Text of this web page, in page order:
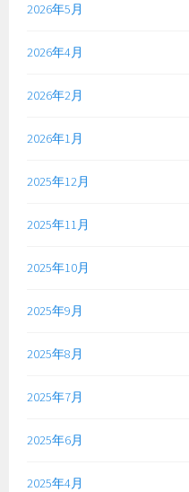
2026年5月
2026年4月
2026年2月
2026年1月
2025年12月
2025年11月
2025年10月
2025年9月
2025年8月
2025年7月
2025年6月
2025年4月